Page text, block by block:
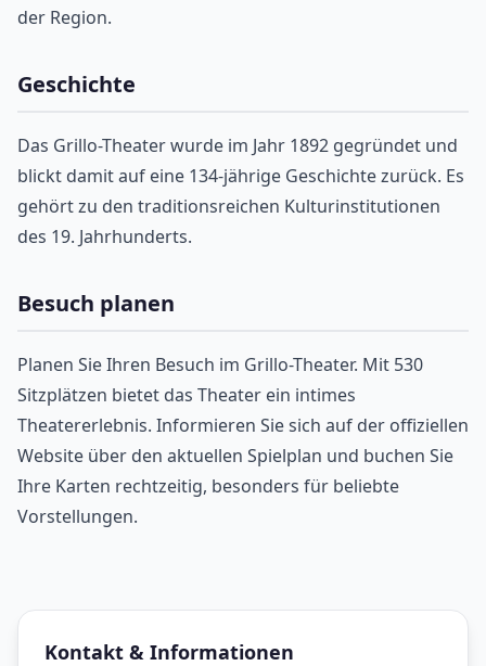
der Region.
Geschichte
Das Grillo-Theater wurde im Jahr 1892 gegründet und
blickt damit auf eine 134-jährige Geschichte zurück. Es
gehört zu den traditionsreichen Kulturinstitutionen
des 19. Jahrhunderts.
Besuch planen
Planen Sie Ihren Besuch im Grillo-Theater. Mit 530
Sitzplätzen bietet das Theater ein intimes
Theatererlebnis. Informieren Sie sich auf der offiziellen
Website über den aktuellen Spielplan und buchen Sie
Ihre Karten rechtzeitig, besonders für beliebte
Vorstellungen.
Kontakt & Informationen